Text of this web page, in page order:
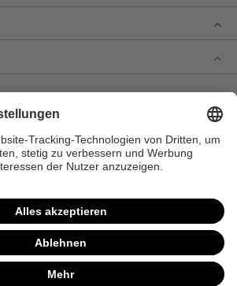
Sie, was uns zum Marktführer im Bereich Sauna,
Spa gemacht hat. Und entdecken Sie, warum
mehr Menschen für unsere Produkte zur
Erholung und Gesundheitsvorsorge begeistern.
ERFAHREN
VERTRAG WIDERRUFEN